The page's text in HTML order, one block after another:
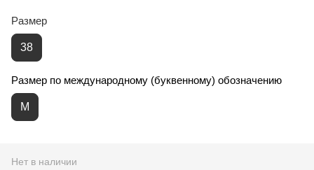
Размер
38
Размер по международному (буквенному) обозначению
M
Нет в наличии